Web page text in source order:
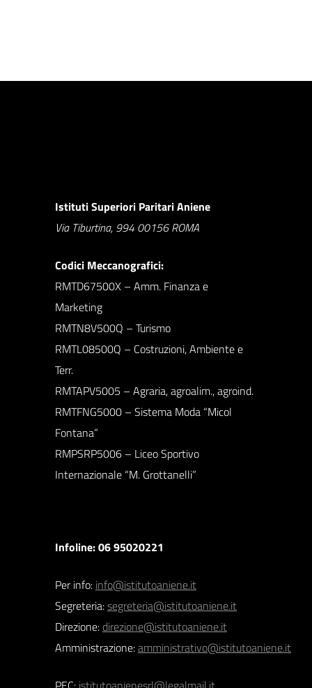
Istituti Superiori Paritari Aniene
Via Tiburtina, 994 00156 ROMA
Codici Meccanografici:
RMTD67500X – Amm. Finanza e
Marketing
RMTN8V500Q – Turismo
RMTL08500Q – Costruzioni, Ambiente e
Terr.
RMTAPV5005 – Agraria, agroalim., agroind.
RMTFNG5000 – Sistema Moda “Micol
Fontana”
RMPSRP5006 – Liceo Sportivo
Internazionale “M. Grottanelli”
Infoline: 06 95020221
Per info: info@istitutoaniene.it
Segreteria:segreteria@istitutoaniene.it
Direzione: direzione@istitutoaniene.it
Amministrazione:amministrativo@istitutoaniene.it